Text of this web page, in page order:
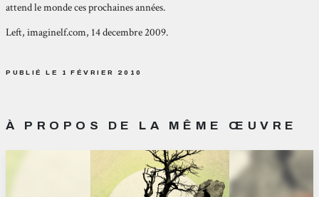
attend le monde ces prochaines années.
Left, imaginelf.com, 14 decembre 2009.
PUBLIÉ LE 1 FÉVRIER 2010
À PROPOS DE LA MÊME ŒUVRE